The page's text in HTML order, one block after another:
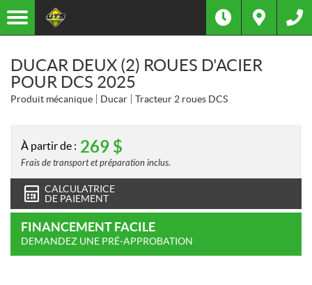
DUCAR DEUX (2) ROUES D'ACIER
POUR DCS 2025
Produit mécanique Ducar Tracteur 2 roues DCS
À partir de : 269 $
Frais de transport et préparation inclus.
CALCULATRICE
DE PAIEMENT
FINANCEMENT FACILE
DEMANDEZ UNE PRÉ-APPROBATION